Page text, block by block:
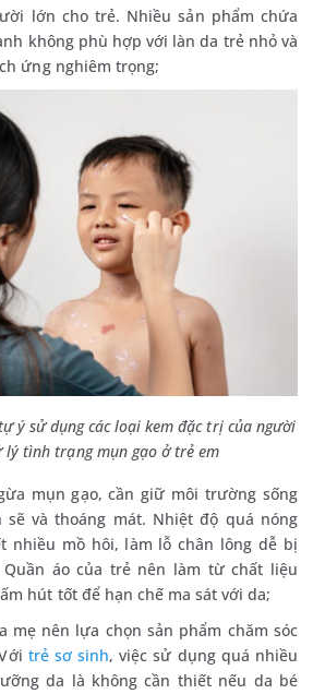
lớn cho trẻ. Nhiều sản phẩm chứa
không phù hợp với làn da trẻ nhỏ và
ứng nghiêm trọng;
ý sử dụng các loại kem đặc trị của người
lý tình trạng mụn gạo ở trẻ em
mụn gạo, cần giữ môi trường sống
sẽ và thoáng mát. Nhiệt độ quá nóng
nhiều mồ hôi, làm lỗ chân lông dễ bị
áo của trẻ nên làm từ chất liệu
hút tốt để hạn chế ma sát với da;
mẹ nên lựa chọn sản phẩm chăm sóc
trẻ sơ sinh, việc sử dụng quá nhiều
da là không cần thiết nếu da bé